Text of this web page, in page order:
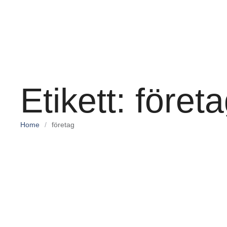
Etikett:
Home / företag